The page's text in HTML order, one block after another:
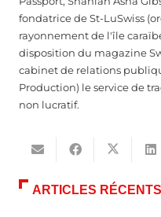
fondatrice de St-LuSwiss
rayonnement de l'île
disposition du magazine
cabinet de relations
Production) le service de
non lucratif.
ARTICLES RÉCENTS